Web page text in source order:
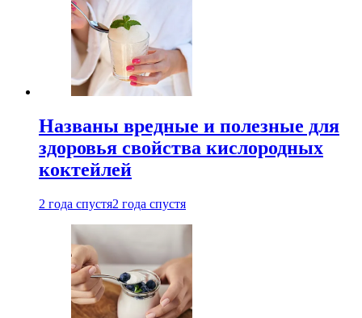
Названы вредные и полезные для
здоровья свойства кислородных
коктейлей
2 года спустя2 года спустя